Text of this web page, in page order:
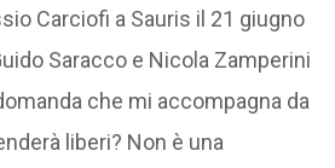
Carciofi a Sauris il 21 giugno
Saracco e Nicola Zamperini
che mi accompagna da
liberi? Non è una